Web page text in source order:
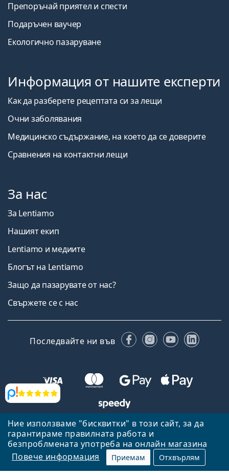
Ние използваме "бисквитки" в този сайт, за да
гарантираме правилната работа и
безпроблмената употреба на онлайн магазина
Повече информация
Приемам Отхвърлям
Прегледи
Препоръчай приятел и спести
Подаръчен ваучер
Екологично пазаруване
Информация от нашите експерти
Как да разберете рецептата си за лещи
Очни заболявания
Медицинско съдържание, на което да се доверите
Сравнения на контактни лещи
За нас
За Lentiamo
Нашият екип
Lentiamo и медиите
Блогът на Lentiamo
Защо да пазарувате от нас?
Свържете се с нас
Последвайте ни във FacebookInstagram
YouTube
Назад към началната страница
Нагоре
Lentiamo.bg е собственост и се управлява от Lentiamo s.r.o.,
Република Чехия
Тук сме за вас в продължение на 18 години.